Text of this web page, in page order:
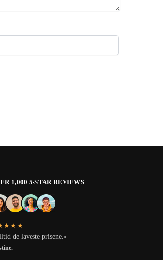
1,000 5-STAR REVIEWS
de laveste prisene.»